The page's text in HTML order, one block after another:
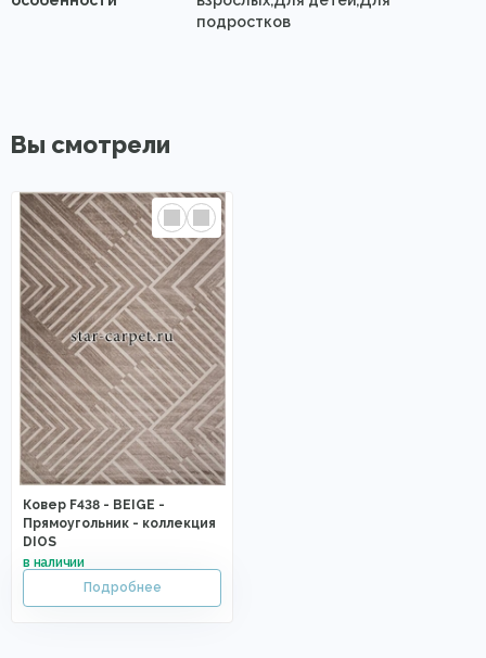
подростков
Вы смотрели
Ковер F438 - BEIGE -
Прямоугольник - коллекция
DIOS